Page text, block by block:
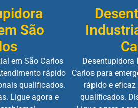
São
em São Carlos
rápido
qualificados.
Ligue agora e
Desentupidora
Carlos para
rápido e
qualificados.